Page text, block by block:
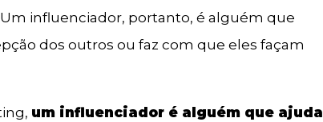
influenciador, portanto, é alguém que
dos outros ou faz com que eles façam
um influenciador é alguém que ajuda